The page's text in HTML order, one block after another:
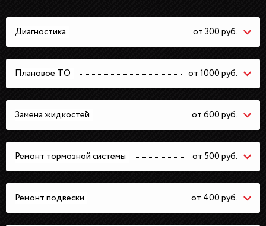
Диагностика от 300 руб.
Плановое ТО от 1000 руб.
Замена жидкостей от 600 руб.
Ремонт тормозной системы от 500 руб.
Ремонт подвески от 400 руб.